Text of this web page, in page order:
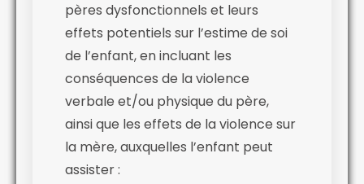
pères dysfonctionnels et leurs
effets potentiels sur l’estime de soi
de l’enfant, en incluant les
conséquences de la violence
verbale et/ou physique du père,
ainsi que les effets de la violence sur
la mère, auxquelles l’enfant peut
assister :